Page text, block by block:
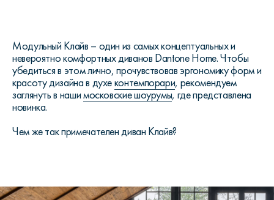
Модульный Клайв – один из самых концептуальных и
невероятно комфортных диванов Dantone Home. Чтобы
убедиться в этом лично, прочувствовав эргономику форм и
красоту дизайна в духеконтемпорари, рекомендуем
заглянуть в нашимосковские шоурумы, где представлена
новинка.
Чем же так примечателен диван Клайв?